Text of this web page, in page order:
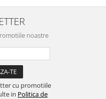
noastre
cu promotiile
in Politica de